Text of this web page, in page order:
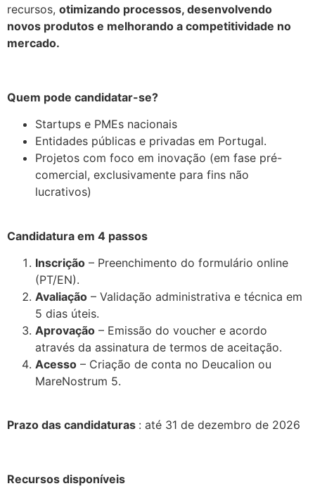
recursos, otimizando processos, desenvolvendo
novos produtos e melhorando a competitividade no
mercado.
Quem pode candidatar-se?
Startups e PMEs nacionais
Entidades públicas e privadas em Portugal.
Projetos com foco em inovação (em fase pré-
comercial, exclusivamente para fins não
lucrativos)
Candidatura em 4 passos
Inscrição – Preenchimento do formulário online
(PT/EN).
Avaliação – Validação administrativa e técnica em
5 dias úteis.
Aprovação – Emissão do voucher e acordo
através da assinatura de termos de aceitação.
Acesso – Criação de conta no Deucalion ou
MareNostrum 5.
Prazo das candidaturas : até 31 de dezembro de 2026
Recursos disponíveis